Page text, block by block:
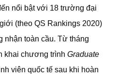
nổi bật với 18 trường đại
(theo QS Rankings 2020)
nhận toàn cầu. Từ tháng
khai chương trình Graduate
viên quốc tế sau khi hoàn